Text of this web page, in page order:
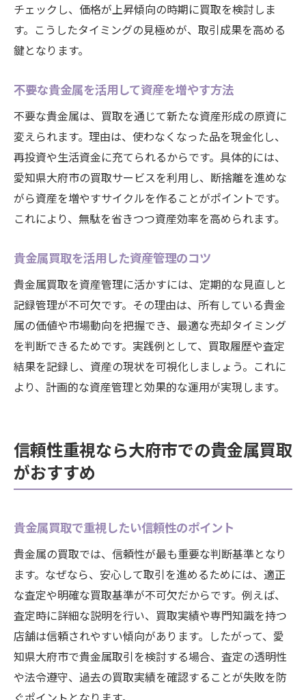
チェックし、価格が上昇傾向の時期に買取を検討しま
す。こうしたタイミングの見極めが、取引成果を高める
鍵となります。
不要な貴金属を活用して資産を増やす方法
不要な貴金属は、買取を通じて新たな資産形成の原資に
変えられます。理由は、使わなくなった品を現金化し、
再投資や生活資金に充てられるからです。具体的には、
愛知県大府市の買取サービスを利用し、断捨離を進めな
がら資産を増やすサイクルを作ることがポイントです。
これにより、無駄を省きつつ資産効率を高められます。
貴金属買取を活用した資産管理のコツ
貴金属買取を資産管理に活かすには、定期的な見直しと
記録管理が不可欠です。その理由は、所有している貴金
属の価値や市場動向を把握でき、最適な売却タイミング
を判断できるためです。実践例として、買取履歴や査定
結果を記録し、資産の現状を可視化しましょう。これに
より、計画的な資産管理と効果的な運用が実現します。
信頼性重視なら大府市での貴金属買取
がおすすめ
貴金属買取で重視したい信頼性のポイント
貴金属の買取では、信頼性が最も重要な判断基準となり
ます。なぜなら、安心して取引を進めるためには、適正
な査定や明確な買取基準が不可欠だからです。例えば、
査定時に詳細な説明を行い、買取実績や専門知識を持つ
店舗は信頼されやすい傾向があります。したがって、愛
知県大府市で貴金属取引を検討する場合、査定の透明性
や法令遵守、過去の買取実績を確認することが失敗を防